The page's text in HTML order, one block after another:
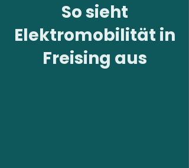
So sieht
Elektromobilität in
Freising aus